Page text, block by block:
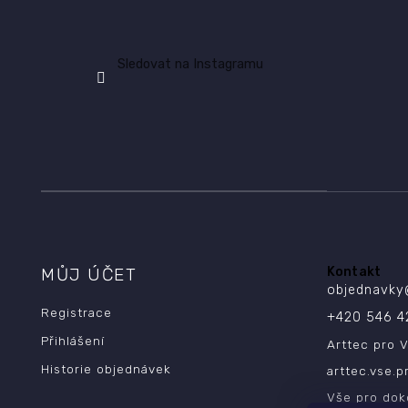
Sledovat na Instagramu
MŮJ ÚČET
Registrace
Přihlášení
Historie objednávek
Kontakt
objednavky
+420 546
Arttec pro
Vše pro